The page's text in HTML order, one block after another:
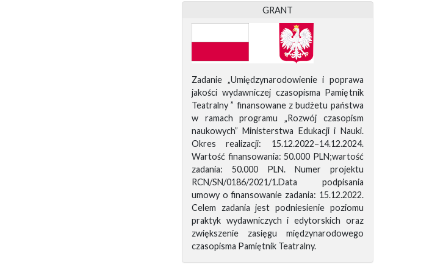
GRANT
Zadanie „Umiędzynarodowienie i poprawa
jakości wydawniczej czasopisma Pamiętnik
Teatralny ” finansowane z budżetu państwa
w ramach programu „Rozwój czasopism
naukowych” Ministerstwa Edukacji i Nauki.
Okres realizacji: 15.12.2022–14.12.2024.
Wartość finansowania: 50.000 PLN;wartość
zadania: 50.000 PLN. Numer projektu
RCN/SN/0186/2021/1.Data podpisania
umowy o finansowanie zadania: 15.12.2022.
Celem zadania jest podniesienie poziomu
praktyk wydawniczych i edytorskich oraz
zwiększenie zasięgu międzynarodowego
czasopisma Pamiętnik Teatralny.